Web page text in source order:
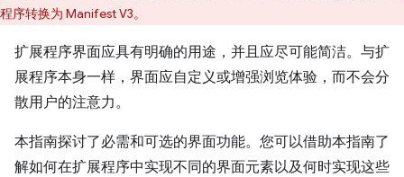
程序转换为 Manifest V3。
扩展程序界面应具有明确的用途，并且应尽可能简洁。与扩
展程序本身一样，界面应自定义或增强浏览体验，而不会分
散用户的注意力。
本指南探讨了必需和可选的界面功能。您可以借助本指南了
解如何在扩展程序中实现不同的界面元素以及何时实现这些